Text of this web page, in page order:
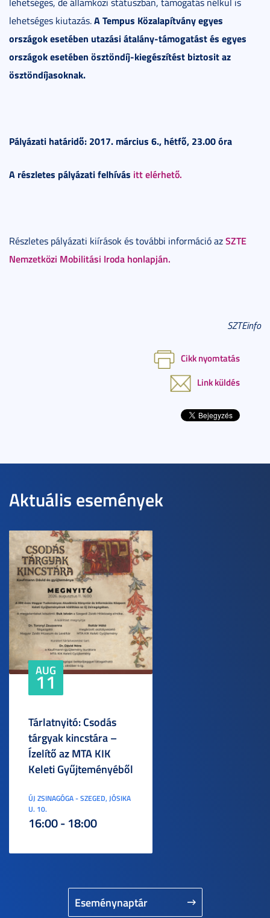
lehetséges kiutazás.A Tempus Közalapítvány egyes
országok esetében utazási átalány-támogatást és egyes
országok esetében ösztöndíj-kiegészítést biztosit az
ösztöndíjasoknak.
Pályázati határidő: 2017. március 6., hétfő, 23.00 óra
A részletes pályázati felhívás itt elérhető.
Részletes pályázati kiírások és további információ azSZTE
Nemzetközi Mobilitási Iroda honlapján.
SZTEinfo
Cikk nyomtatás
Link küldés
Aktuális események
Eseménynaptár
AUG
11
Tárlatnyitó: Csodás
tárgyak kincstára –
Ízelítő az MTA KIK
Keleti Gyűjteményéből
ÚJ ZSINAGÓGA - SZEGED, JÓSIKA
U. 10.
16:00 - 18:00